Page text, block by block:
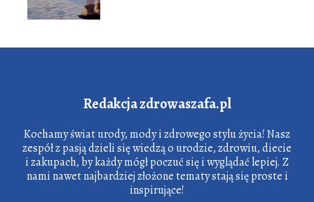
Redakcja zdrowaszafa.pl
Kochamy świat urody, mody i zdrowego stylu życia! Nasz
zespół z pasją dzieli się wiedzą o urodzie, zdrowiu, diecie
i zakupach, by każdy mógł poczuć się i wyglądać lepiej. Z
nami nawet najbardziej złożone tematy stają się proste i
inspirujące!